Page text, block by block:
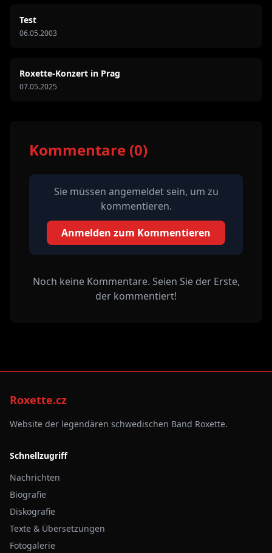
Test
06.05.2003
Roxette-Konzert in Prag
07.05.2025
Kommentare (0)
Sie müssen angemeldet sein, um zu
kommentieren.
Anmelden zum Kommentieren
Noch keine Kommentare. Seien Sie der Erste,
der kommentiert!
Roxette.cz
Website der legendären schwedischen Band Roxette.
Schnellzugriff
Nachrichten
Biografie
Diskografie
Texte & Übersetzungen
Fotogalerie